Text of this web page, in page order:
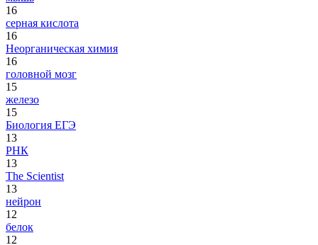
16
серная кислота
16
Неорганическая химия
16
головной мозг
15
железо
15
Биология ЕГЭ
13
РНК
13
The Scientist
13
нейрон
12
белок
12